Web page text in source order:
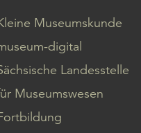
Museumskunde
digital
Landesstelle
Museumswesen